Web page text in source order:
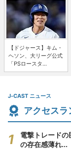
【ドジャース】キム・
ヘソン、大リーグ公式
「PSロースタ...
J-CAST ニュース
アクセスラ
電撃トレード
の存在感薄れ...